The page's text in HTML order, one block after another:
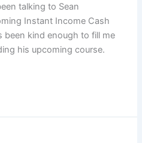
talking to Sean
Instant Income Cash
been kind enough to fill me
his upcoming course.